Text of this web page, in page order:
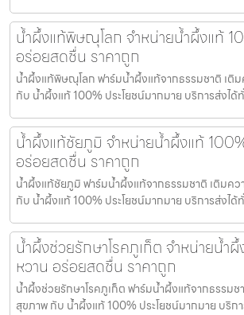
น้ำผึ้งแท้พิษณุโลก จำหน่ายน้ำผึ้งแท้
อร่อยสดชื่น ราคาถูก
น้ำผึ้งแท้พิษณุโลก ฟาร์มน้ำผึ้งแท้จากธรรมชาติ เติ
กับ น้ำผึ้งแท้ 100% ประโยชน์มากมาย บริการส่งได้ทั่
น้ำผึ้งแท้ชัยภูมิ จำหน่ายน้ำผึ้งแท้
อร่อยสดชื่น ราคาถูก
น้ำผึ้งแท้ชัยภูมิ ฟาร์มน้ำผึ้งแท้จากธรรมชาติ เติมค
กับ น้ำผึ้งแท้ 100% ประโยชน์มากมาย บริการส่งได้
น้ำผึ้งช่วยรักษาโรคภูเก็ต จำหน่ายน้ำ
หวาน อร่อยสดชื่น ราคาถูก
น้ำผึ้งช่วยรักษาโรคภูเก็ต ฟาร์มน้ำผึ้งแท้จากธรรมช
สุขภาพ กับ น้ำผึ้งแท้ 100% ประโยชน์มากมาย บริก